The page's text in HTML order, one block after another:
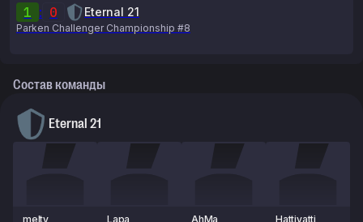
1 : 0 Eternal 21
Parken Challenger Championship #8
Состав команды
Eternal 21
melty Lapa AhMa Hattivatti